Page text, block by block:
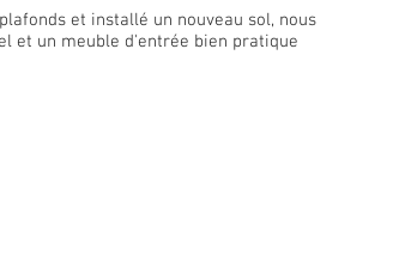
et installé un nouveau sol, nous
et un meuble d'entrée bien pratique